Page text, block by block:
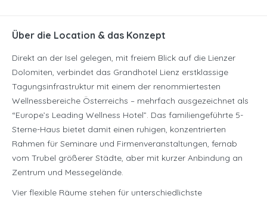
Über die Location & das Konzept
Direkt an der Isel gelegen, mit freiem Blick auf die Lienzer
Dolomiten, verbindet das Grandhotel Lienz erstklassige
Tagungsinfrastruktur mit einem der renommiertesten
Wellnessbereiche Österreichs – mehrfach ausgezeichnet als
“Europe’s Leading Wellness Hotel”. Das familiengeführte 5-
Sterne-Haus bietet damit einen ruhigen, konzentrierten
Rahmen für Seminare und Firmenveranstaltungen, fernab
vom Trubel größerer Städte, aber mit kurzer Anbindung an
Zentrum und Messegelände.
Vier flexible Räume stehen für unterschiedlichste